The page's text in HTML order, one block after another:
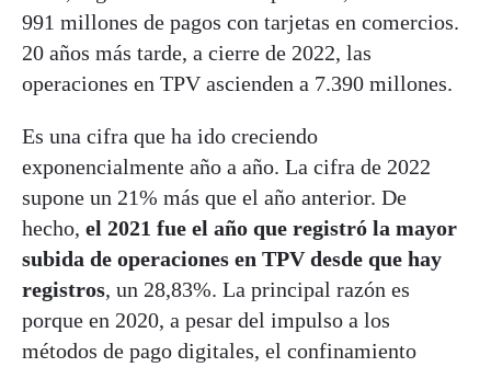
991 millones de pagos con tarjetas en comercios.
20 años más tarde, a cierre de 2022, las
operaciones en TPV ascienden a 7.390 millones.
Es una cifra que ha ido creciendo
exponencialmente año a año. La cifra de 2022
supone un 21% más que el año anterior. De
hecho, el 2021 fue el año que registró la mayor
subida de operaciones en TPV desde que hay
registros, un 28,83%. La principal razón es
porque en 2020, a pesar del impulso a los
métodos de pago digitales, el confinamiento